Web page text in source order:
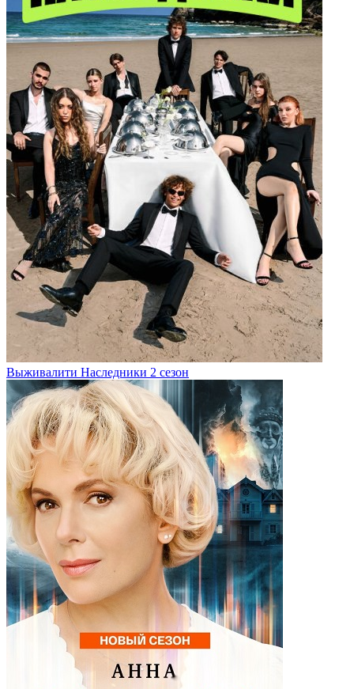
Выживалити Наследники 2 сезон